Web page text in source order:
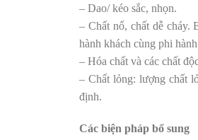
– Dao/ kéo sắc, nhọn.
– Chất nổ, chất dễ cháy.
hành khách cùng phi
– Hóa chất và các chất
– Chất lỏng: lượng chất
định.
Các biện pháp bổ sung